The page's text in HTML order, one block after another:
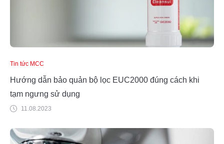
Tin tức MCC
Hướng dẫn bảo quản bộ lọc EUC2000 đúng cách khi
tạm ngưng sử dụng
11.08.2023